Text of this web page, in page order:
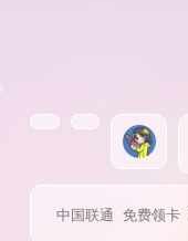
中国联通 免费领卡